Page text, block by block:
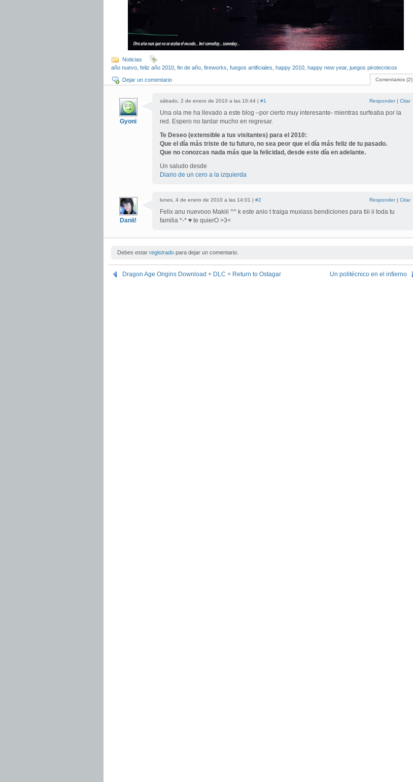
Noticias
año nuevo feliz año 2010 fin de año fireworks fuegos artificiales happy 2010 happy new year, juegos pirotecnicos
Comentarios (2)
Dejar un comentario
Gyoni
sábado, 2 de enero de 2010 a las 10:44 | #1 Responder| Citar
Una ola me ha llevado a este blog –por cierto muy interesante- mientras surfeaba por la
red. Espero no tardar mucho en regresar.
Te Deseo (extensible a tus visitantes) para el 2010:
Que el día más triste de tu futuro, no sea peor que el día más feliz de tu pasado.
Que no conozcas nada más que la felicidad, desde este día en adelante.
Un saludo desde
Diario de un cero a la izquierda
Danii!
lunes, 4 de enero de 2010 a las 14:01 | #2 Responder| Citar
Felix anu nuevooo Makiii ^^ k este anio t traiga muxiass bendiciones para tiii ii toda tu
familia *-* ♥ te quierO >3<
Debes estar registrado para dejar un comentario.
Dragon Age Origins Download + DLC + Return to Ostagar Un politécnico en el infierno